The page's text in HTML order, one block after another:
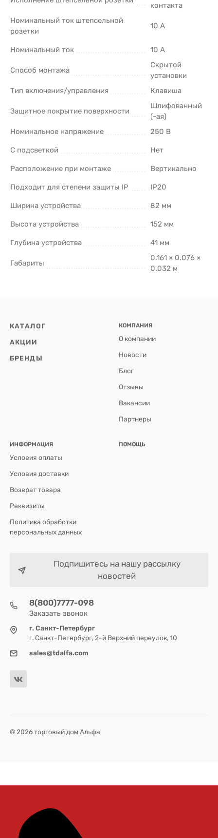
контакта
Номинальный ток штепсельной
розетки
10 А
Номинальный ток 10 А
Способ монтажа
Скрытой
установки
Тип включения/управления
Клавиша
Защитное покрытие поверхности
Шлифованный
(-ая)
Номинальное напряжение
250 В
С подсветкой Нет
Расположение при монтаже Вертикально
Подходит для степени защиты IP IP20
Ширина устройства 82 мм
Высота устройства 152 мм
Глубина устройства 41 мм
Габариты
0.161 × 0.076 ×
0.032 м
КАТАЛОГ
АКЦИИ
БРЕНДЫ
КОМПАНИЯ
О компании
Новости
Блог
Отзывы
Вакансии
Партнеры
ИНФОРМАЦИЯ
Условия оплаты
Условия доставки
Возврат товара
Реквизиты
Политика обработки
персональных данных
ПОМОЩЬ
Подпишитесь на нашу рассылку
новостей
8(800)7777-098
Заказать звонок
г. Санкт-Петербург
г. Санкт-Петербург, 2-й Верхний переулок, 10
sales@tdalfa.com
© 2026 торговый дом Альфа